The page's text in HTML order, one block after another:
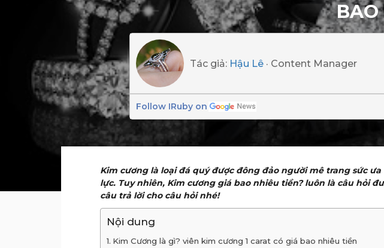
BAO
Tác giả: Hậu Lê · Content Manager
Follow IRuby on
Kim cương là loại đá quý được đông đảo người mê trang sức
lực. Tuy nhiên, Kim cương giá bao nhiêu tiền? luôn là câu hỏi
câu trả lời cho câu hỏi nhé!
Nội dung
Kim Cương là gì? viên kim cương 1 carat có giá bao nhiêu tiền